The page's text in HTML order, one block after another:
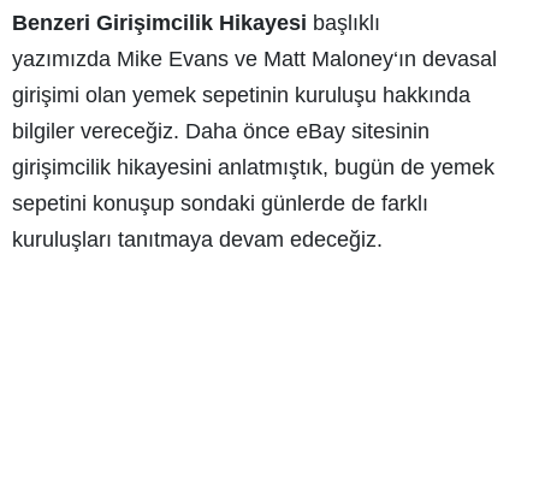
Benzeri Girişimcilik Hikayesi başlıklı
yazımızda Mike Evans ve Matt Maloney‘ın devasal
girişimi olan yemek sepetinin kuruluşu hakkında
bilgiler vereceğiz. Daha önce eBay sitesinin
girişimcilik hikayesini anlatmıştık, bugün de yemek
sepetini konuşup sondaki günlerde de farklı
kuruluşları tanıtmaya devam edeceğiz.